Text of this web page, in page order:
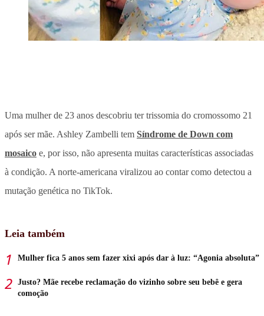
Uma mulher de 23 anos descobriu ter trissomia do cromossomo 21
após ser mãe. Ashley Zambelli tem Síndrome de Down com
mosaico e, por isso, não apresenta muitas características associadas
à condição. A norte-americana viralizou ao contar como detectou a
mutação genética no TikTok.
Leia também
Mulher fica 5 anos sem fazer xixi após dar à luz: “Agonia absoluta”
Justo? Mãe recebe reclamação do vizinho sobre seu bebê e gera
comoção